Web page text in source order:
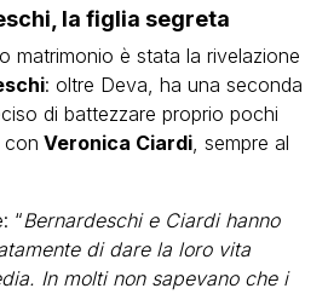
la figlia segreta
matrimonio è stata la rivelazione
: oltre Deva, ha una seconda
di battezzare proprio pochi
con Veronica Ciardi, sempre al
“Bernardeschi e Ciardi hanno
di dare la loro vita
In molti non sapevano che i